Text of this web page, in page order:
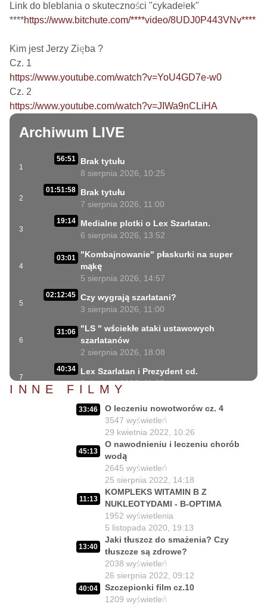
Link do bleblania o skuteczności "cykadełek"
****https://www.bitchute.com/****video/8UDJ0P443VNv****
Kim jest Jerzy Zięba ?
https://www.youtube.com/watch?v=YoU4GD7e-w0
https://www.youtube.com/watch?v=JIWa9nCLiHA
Archiwum LIVE
1
56:51
Brak tytułu
8 sierpnia 2026, 10:25
2
01:51:58
Brak tytułu
7 sierpnia 2026, 11:00
3
19:14
Medialne plotki o Lex Szarlatan.
6 sierpnia 2026, 13:52
4
03:01
"Kombajnowanie" płaskurki na super
mąkę
5 sierpnia 2026, 14:57
5
02:12:45 Czy wygrają szarlatani?
3 sierpnia 2026, 11:00
6
31:06
"LS " wściekłe ataki ustawowych
szarlatanów
2 sierpnia 2026, 18:08
7
40:34
Lex Szarlatan i Prezydent cd.
2 sierpnia 2026, 11:09
Czego nie może się doczekać dr Suwała?
1 sierpnia 2026, 16:01
Szczepionkowa bańka w końcu pękła!
1 sierpnia 2026, 10:02
NIESPODZIANKA u Prezydenta
Nawrockiego!!
30 lipca 2026, 15:45
Czy Prezydent uratuje chorych
Polaków?
29 lipca 2026, 11:00
02:03:47 Czy da się lepiej leczyć ?
27 lipca 2026, 11:01
02:05:56 Jedna osoba zadecyduje : będziesz
zdrowy lub umrzesz.
INNE FILMY
33:46
O leczeniu nowotworów cz. 4
3547 wyświetleń
29 kwietnia 2022, 10:26
45:13
O nawodnieniu i leczeniu chorób
wodą
2645 wyświetleń
25 sierpnia 2022, 14:18
11:13
KOMPLEKS WITAMIN B Z
NUKLEOTYDAMI - B-OPTIMA
1952 wyświetlenia
5 listopada 2020, 19:13
13:40
Jaki tłuszcz do smażenia? Czy
tłuszcze są zdrowe?
2038 wyświetleń
26 sierpnia 2022, 09:12
40:04
Szczepionki film cz.10
1209 wyświetleń